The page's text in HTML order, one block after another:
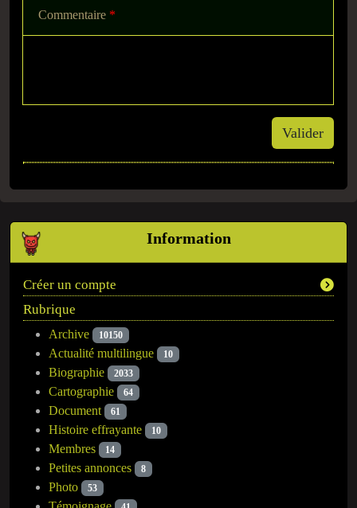
Information
Créer un compte
Rubrique
Archive 10150
Actualité multilingue 10
Biographie 2033
Cartographie 64
Document 61
Histoire effrayante 10
Membres 14
Petites annonces 8
Photo 53
Commentaire *
Valider